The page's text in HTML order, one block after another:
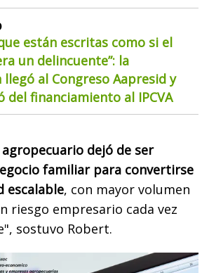
están escritas como si el
un delincuente”: la
al Congreso Aapresid y
del financiamiento al IPCVA
dejó de ser
familiar para convertirse
escalable, con mayor volumen
riesgo empresario cada vez
sostuvo Robert.